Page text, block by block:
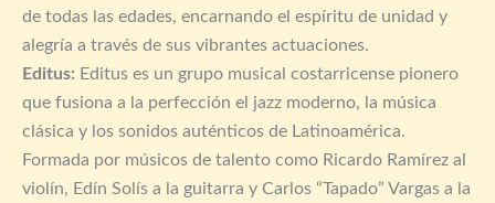
de todas las edades, encarnando el espíritu de unidad y
alegría a través de sus vibrantes actuaciones.
Editus: Editus es un grupo musical costarricense pionero
que fusiona a la perfección el jazz moderno, la música
clásica y los sonidos auténticos de Latinoamérica.
Formada por músicos de talento como Ricardo Ramírez al
violín, Edín Solís a la guitarra y Carlos “Tapado” Vargas a la